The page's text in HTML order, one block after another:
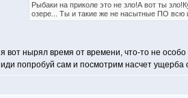
Рыбаки на приколе это не зло!А вот ты
озере... Ты и такие же не насытные ПО всю
я вот нырял время от времени, что-то не особо
иди попробуй сам и посмотрим насчет ущерба